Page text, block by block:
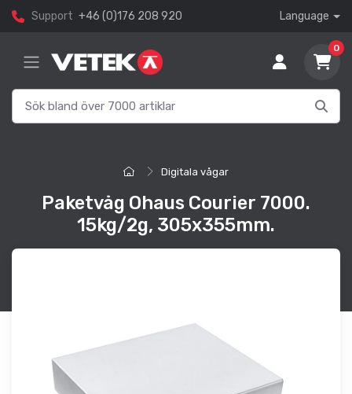
Support +46 (0)176 208 920 Language
0
Digitala vågar
Paketvåg Ohaus Courier 7000.
15kg/2g, 305x355mm.